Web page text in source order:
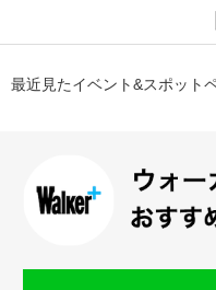
最近見たイベント&スポット